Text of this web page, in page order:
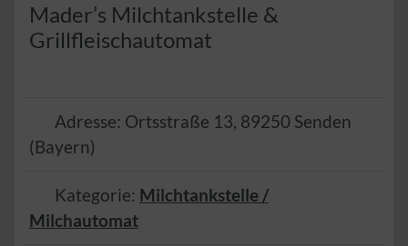
Mader’s Milchtankstelle &
Grillfleischautomat
Adresse: Ortsstraße 13, 89250 Senden
(Bayern)
Kategorie: Milchtankstelle /
Milchautomat